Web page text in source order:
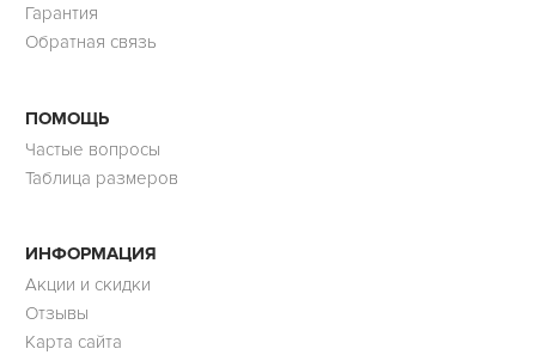
Гарантия
Обратная связь
ПОМОЩЬ
Частые вопросы
Таблица размеров
ИНФОРМАЦИЯ
Акции и скидки
Отзывы
Карта сайта